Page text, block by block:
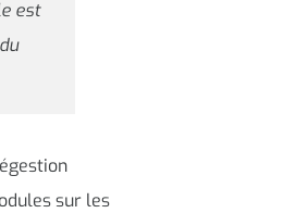
est
sur les